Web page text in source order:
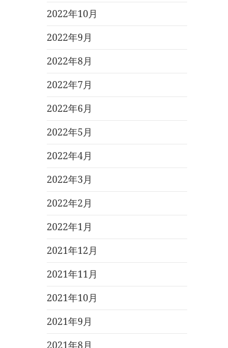
2022年10月
2022年9月
2022年8月
2022年7月
2022年6月
2022年5月
2022年4月
2022年3月
2022年2月
2022年1月
2021年12月
2021年11月
2021年10月
2021年9月
2021年8月